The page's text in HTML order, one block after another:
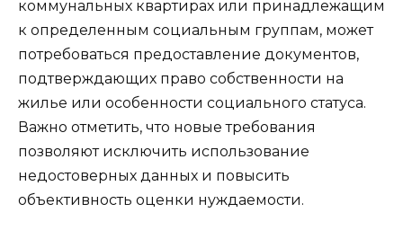
коммунальных квартирах или принадлежащим
к определенным социальным группам, может
потребоваться предоставление документов,
подтверждающих право собственности на
жилье или особенности социального статуса.
Важно отметить, что новые требования
позволяют исключить использование
недостоверных данных и повысить
объективность оценки нуждаемости.